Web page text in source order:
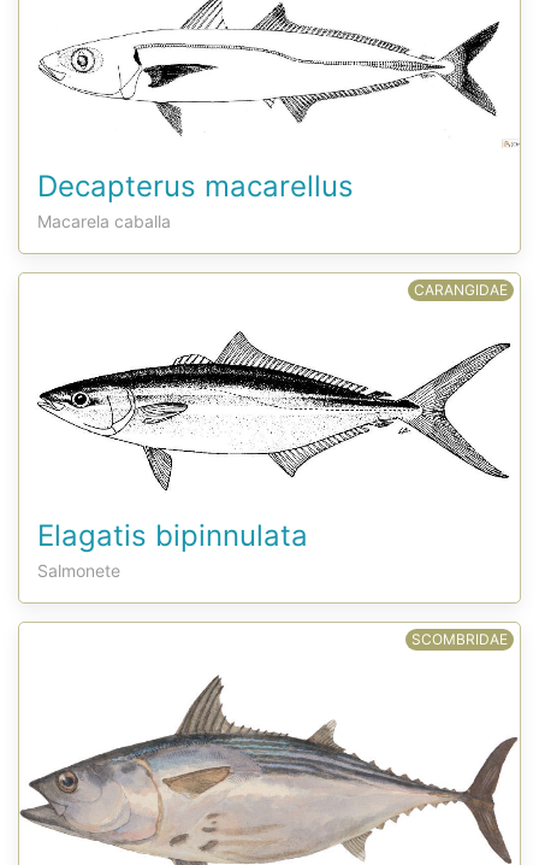
Decapterus macarellus
Macarela caballa
CARANGIDAE
Elagatis bipinnulata
Salmonete
SCOMBRIDAE